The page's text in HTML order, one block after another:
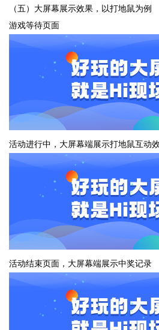
（五）大屏幕展示效果，以打地鼠为例
游戏等待页面
活动进行中，大屏幕端展示打地鼠互动
活动结束页面，大屏幕端展示中奖记录